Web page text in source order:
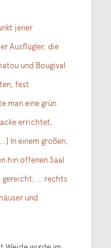
jener
Ausflügler, die
und Bougival
fest
man eine grün
errichtet,
In einem großen,
hin offenen Saal
gereicht; … rechts
und